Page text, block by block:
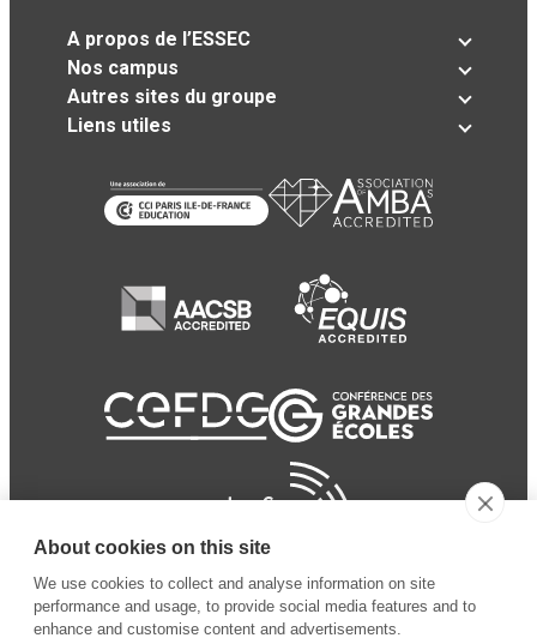
A propos de l’ESSEC
Nos campus
Autres sites du groupe
Liens utiles
About cookies on this site
We use cookies to collect and analyse information on site
performance and usage, to provide social media features and to
enhance and customise content and advertisements.